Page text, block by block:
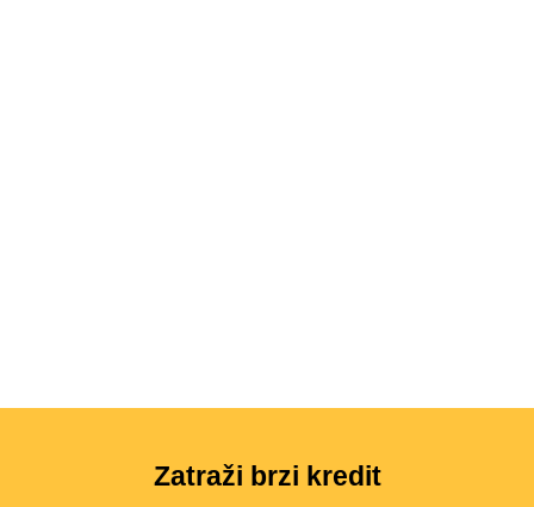
Zatraži brzi kredit